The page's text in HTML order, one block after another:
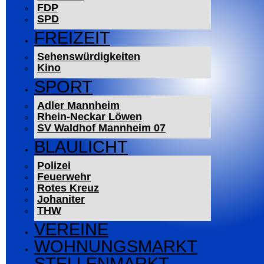
FDP
SPD
FREIZEIT
Sehenswürdigkeiten
Kino
SPORT
Adler Mannheim
Rhein-Neckar Löwen
SV Waldhof Mannheim 07
BLAULICHT
Polizei
Feuerwehr
Rotes Kreuz
Johaniter
THW
VEREINE
WOHNUNGSMARKT